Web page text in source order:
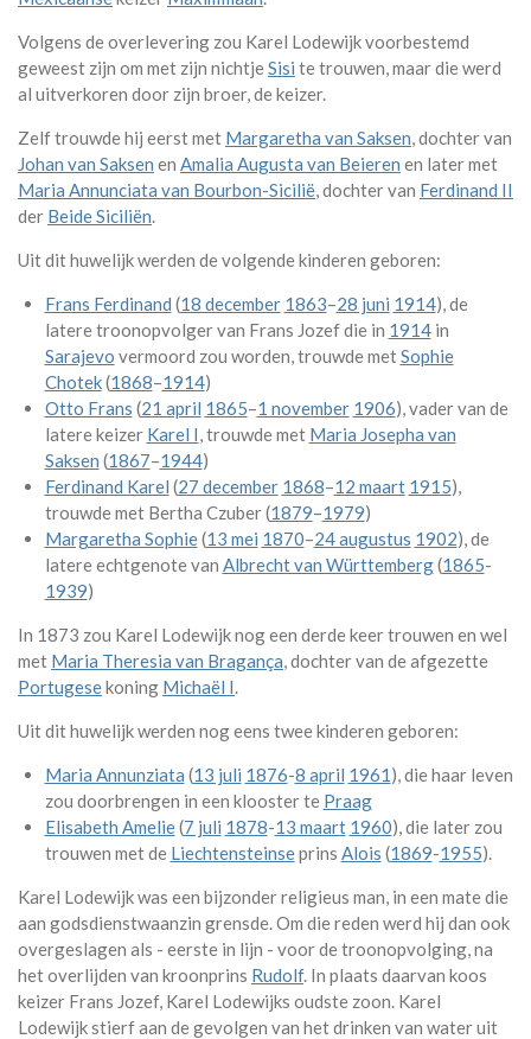
Volgens de overlevering zou Karel Lodewijk voorbestemd
geweest zijn om met zijn nichtjeSisi te trouwen, maar die werd
al uitverkoren door zijn broer, de keizer.
Zelf trouwde hij eerst met Margaretha van Saksen, dochter van
Johan van Saksen en Amalia Augusta van Beieren en later met
Maria Annunciata van Bourbon-Sicilië, dochter van Ferdinand II
der Beide Siciliën.
Uit dit huwelijk werden de volgende kinderen geboren:
Frans Ferdinand (18 december 1863–28 juni 1914), de
latere troonopvolger van Frans Jozef die in 1914in
Sarajevo vermoord zou worden, trouwde metSophie
Chotek(1868–1914)
Otto Frans (21 april 1865–1 november 1906), vader van de
latere keizer Karel I, trouwde met Maria Josepha van
Saksen (1867–1944)
Ferdinand Karel (27 december 1868–12 maart 1915),
trouwde met Bertha Czuber (1879–1979)
Margaretha Sophie(13 mei 1870–24 augustus 1902), de
latere echtgenote van Albrecht van Württemberg(1865-
1939)
In 1873 zou Karel Lodewijk nog een derde keer trouwen en wel
met Maria Theresia van Bragança, dochter van de afgezette
Portugesekoning Michaël I.
Uit dit huwelijk werden nog eens twee kinderen geboren:
Maria Annunziata (13 juli 1876-8 april 1961), die haar leven
zou doorbrengen in een klooster te Praag
Elisabeth Amelie(7 juli 1878-13 maart 1960), die later zou
trouwen met de Liechtensteinseprins Alois (1869-1955).
Karel Lodewijk was een bijzonder religieus man, in een mate die
aan godsdienstwaanzin grensde. Om die reden werd hij dan ook
overgeslagen als - eerste in lijn - voor de troonopvolging, na
het overlijden van kroonprins Rudolf. In plaats daarvan koos
keizer Frans Jozef, Karel Lodewijks oudste zoon. Karel
Lodewijk stierf aan de gevolgen van het drinken van water uit